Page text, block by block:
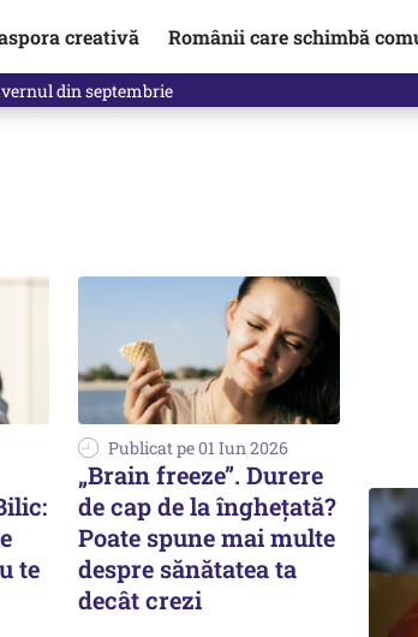
creativă Românii care schimbă
din septembrie
te
Publicat pe 01 Iun 2026
„Brain freeze”. Durere
de cap de la înghețată?
Poate spune mai multe
despre sănătatea ta
decât crezi